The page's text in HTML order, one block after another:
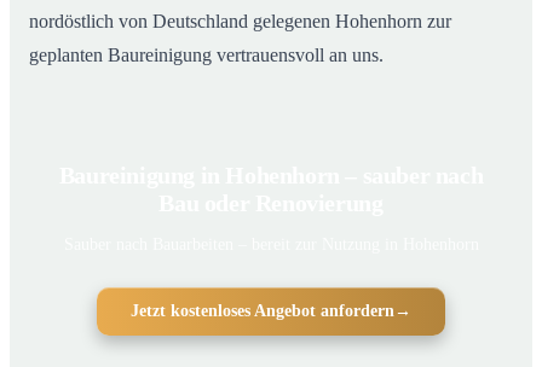
nordöstlich von Deutschland gelegenen Hohenhorn zur
geplanten Baureinigung vertrauensvoll an uns.
Jetzt kostenloses Angebot anfordern→